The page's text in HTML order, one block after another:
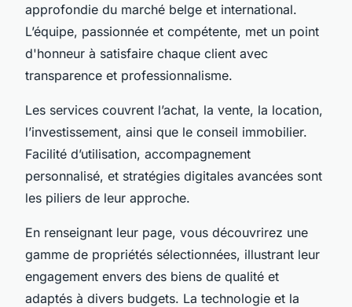
approfondie du marché belge et international.
L’équipe, passionnée et compétente, met un point
d'honneur à satisfaire chaque client avec
transparence et professionnalisme.
Les services couvrent l’achat, la vente, la location,
l’investissement, ainsi que le conseil immobilier.
Facilité d’utilisation, accompagnement
personnalisé, et stratégies digitales avancées sont
les piliers de leur approche.
En renseignant leur page, vous découvrirez une
gamme de propriétés sélectionnées, illustrant leur
engagement envers des biens de qualité et
adaptés à divers budgets. La technologie et la